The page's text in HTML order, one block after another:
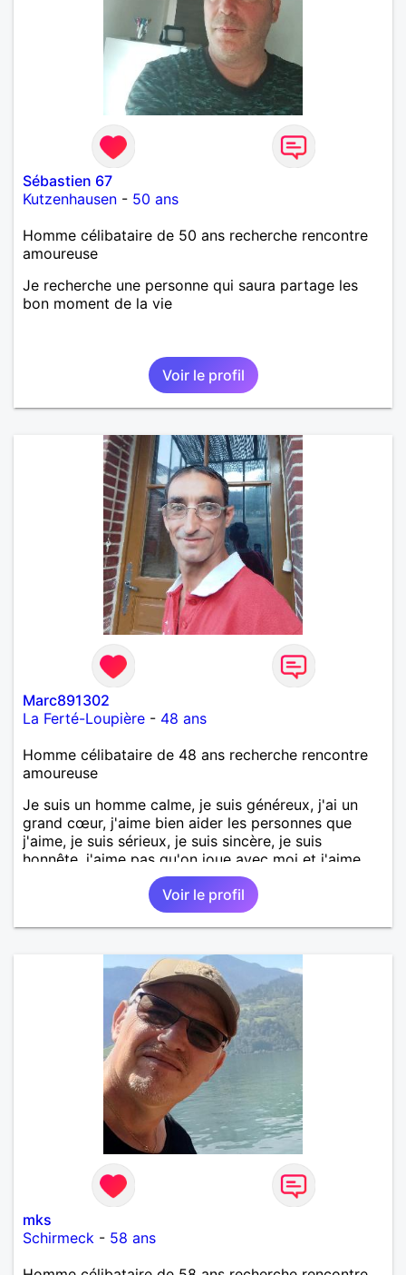
Sébastien 67
Kutzenhausen - 50 ans
Homme célibataire de 50 ans recherche rencontre
amoureuse
Je recherche une personne qui saura partage les
bon moment de la vie
Voir le profil
Marc891302
La Ferté-Loupière - 48 ans
Homme célibataire de 48 ans recherche rencontre
amoureuse
Je suis un homme calme, je suis généreux, j'ai un
grand cœur, j'aime bien aider les personnes que
j'aime, je suis sérieux, je suis sincère, je suis
honnête, j'aime pas qu'on joue avec moi et j'aime
pas les mensonges. Je cherche une relation
amoureuse et sérieuse.Voir le profil
mks
Schirmeck - 58 ans